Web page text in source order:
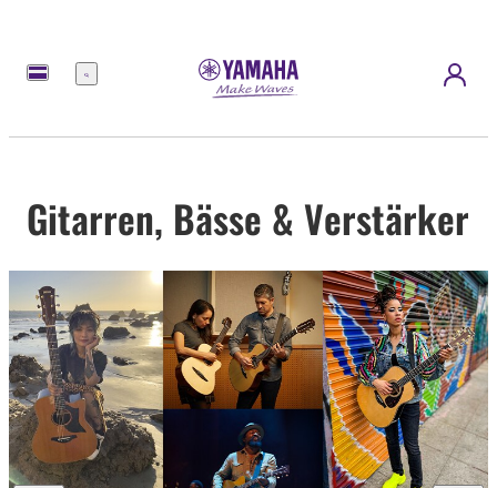
Menü
Gitarren, Bässe & Verstärker